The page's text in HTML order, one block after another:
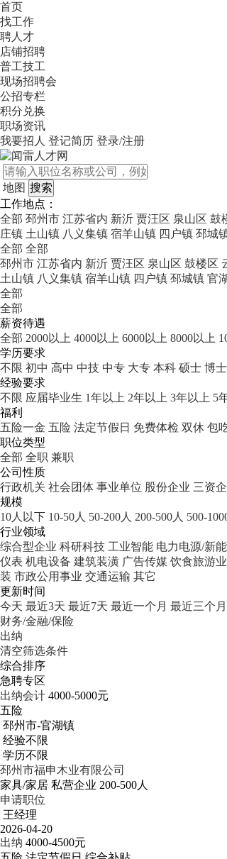
首页
找工作
聘人才
店铺招聘
普工技工
现场招聘会
公招专栏
积分兑换
职场资讯
我要招人 登记简历 登录/注册
地图
工作地点：
全部 邳州市 江苏省内 新沂 贾汪区 泉山区 鼓
庄镇 土山镇 八义集镇 宿羊山镇 四户镇 邳城
全部 全部
邳州市 江苏省内 新沂 贾汪区 泉山区 鼓楼区
土山镇 八义集镇 宿羊山镇 四户镇 邳城镇 官
全部
全部
薪资待遇
全部 2000以上 4000以上 6000以上 8000以上
学历要求
不限 初中 高中 中技 中专 大专 本科 硕士 博士
经验要求
不限 应届毕业生 1年以上 2年以上 3年以上 5
福利
五险一金 五险 法定节假日 免费体检 双休 包
职位类型
全部 全职 兼职
公司性质
行政机关 社会团体 事业单位 股份企业 三资
规模
10人以下 10-50人 50-200人 200-500人 500-
行业领域
综合型企业 科研科技 工业智能 电力电源/新
仪表 机电设备 建筑装潢 广告传媒 饮食旅游业
装 市政公用事业 交通运输 其它
更新时间
今天 最近3天 最近7天 最近一个月 最近三个月
财务/金融/保险
出纳
清空筛选条件
综合排序
急聘专区
出纳会计 4000-5000元
五险
邳州市-官湖镇
经验不限
学历不限
邳州市福申木业有限公司
家具/家居 私营企业 200-500人
申请职位
王经理
2026-04-20
出纳 4000-4500元